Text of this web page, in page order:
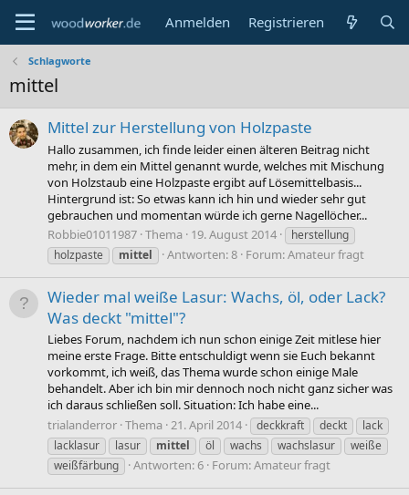
Anmelden Registrieren
Schlagworte
mittel
Mittel zur Herstellung von Holzpaste
Hallo zusammen, ich finde leider einen älteren Beitrag nicht
mehr, in dem ein Mittel genannt wurde, welches mit Mischung
von Holzstaub eine Holzpaste ergibt auf Lösemittelbasis...
Hintergrund ist: So etwas kann ich hin und wieder sehr gut
gebrauchen und momentan würde ich gerne Nagellöcher...
Robbie01011987 Thema 19. August 2014
herstellung
holzpaste
mittel Antworten: 8 Forum:Amateur fragt
Wieder mal weiße Lasur: Wachs, öl, oder Lack?
Was deckt "mittel"?
Liebes Forum, nachdem ich nun schon einige Zeit mitlese hier
meine erste Frage. Bitte entschuldigt wenn sie Euch bekannt
vorkommt, ich weiß, das Thema wurde schon einige Male
behandelt. Aber ich bin mir dennoch noch nicht ganz sicher was
ich daraus schließen soll. Situation: Ich habe eine...
trialanderror Thema 21. April 2014 deckkraft deckt
lack
lacklasur
lasur mittel öl wachs wachslasur
weiße
weißfärbung
Antworten: 6 Forum:Amateur fragt